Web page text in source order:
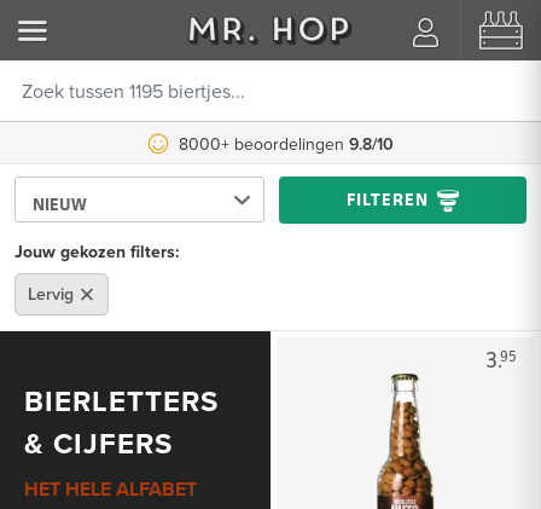
8000+ beoordelingen 9.8/10
FILTEREN
Jouw gekozen filters:
Lervig
BIERLETTERS
& CIJFERS
HET HELE ALFABET
3.95